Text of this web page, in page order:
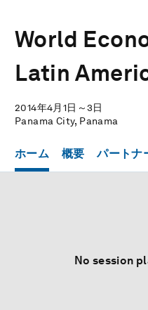
World
Latin
2014年4月1日～3日
Panama City, Panama
ホーム 概要 パートナ
No session